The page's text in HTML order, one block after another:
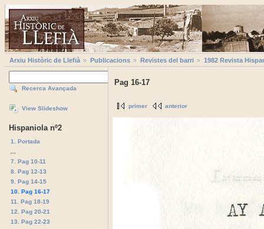
Arxiu Històric de Llefià Publicacions Revistes del barri 1982 Revista
Recerca Avançada
View Slideshow
Hispaniola nº2
1. Portada
7. Pag 10-11
8. Pag 12-13
9. Pag 14-15
10. Pag 16-17
11. Pag 18-19
12. Pag 20-21
13. Pag 22-23
Pag 16-17
primer anterior